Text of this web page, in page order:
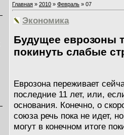
Главная » 2010 » Февраль » 07
Экономика
Будущее еврозоны
покинуть слабые
Еврозона переживает
последние 11 лет, или,
основания. Конечно, о
союза речь пока не идет,
могут в конечном итоге